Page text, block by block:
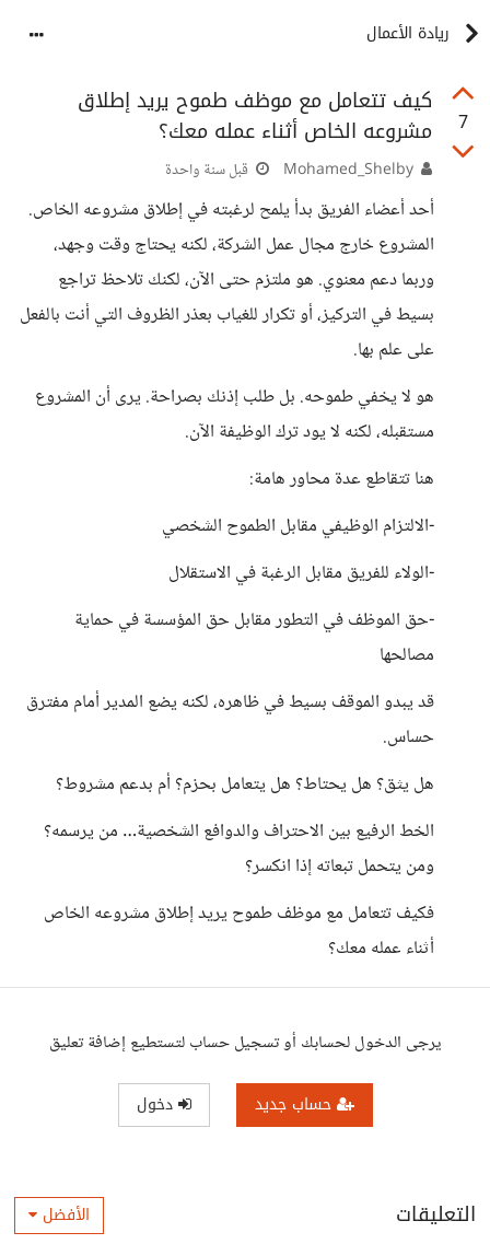
ريادة الأعمال
7
كيف تتعامل مع موظف طموح يريد إطلاق
مشروعه الخاص أثناء عمله معك؟
قبل سنة واحدة
أحد أعضاء الفريق بدأ يلمح لرغبته في إطلاق مشروعه الخاص.
المشروع خارج مجال عمل الشركة، لكنه يحتاج وقت وجهد،
وربما دعم معنوي. هو ملتزم حتى الآن، لكنك تلاحظ تراجع
بسيط في التركيز، أو تكرار للغياب بعذر الظروف التي أنت بالفعل
على علم بها.
هو لا يخفي طموحه. بل طلب إذنك بصراحة. يرى أن المشروع
مستقبله، لكنه لا يود ترك الوظيفة الآن.
هنا تتقاطع عدة محاور هامة:
-الالتزام الوظيفي مقابل الطموح الشخصي
-الولاء للفريق مقابل الرغبة في الاستقلال
-حق الموظف في التطور مقابل حق المؤسسة في حماية
مصالحها
قد يبدو الموقف بسيط في ظاهره، لكنه يضع المدير أمام مفترق
حساس.
هل يثق؟ هل يحتاط؟ هل يتعامل بحزم؟ أم بدعم مشروط؟
الخط الرفيع بين الاحتراف والدوافع الشخصية… من يرسمه؟
ومن يتحمل تبعاته إذا انكسر؟
فكيف تتعامل مع موظف طموح يريد إطلاق مشروعه الخاص
أثناء عمله معك؟
يرجى الدخول لحسابك أو تسجيل حساب لتستطيع إضافة تعليق
حساب جديد دخول
التعليقات الأفضل